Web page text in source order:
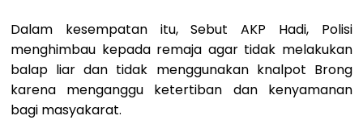
Dalam kesempatan itu, Sebut AKP Hadi, Polisi
menghimbau kepada remaja agar tidak melakukan
balap liar dan tidak menggunakan knalpot Brong
karena menganggu ketertiban dan kenyamanan
bagi masyakarat.